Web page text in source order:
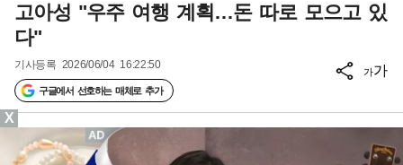
고아성 "우주 여행 계획…돈 따로 모으고 있
다"
기사등록 2026/06/04 16:22:50
구글에서 선호하는 매체로 추가
가가
X